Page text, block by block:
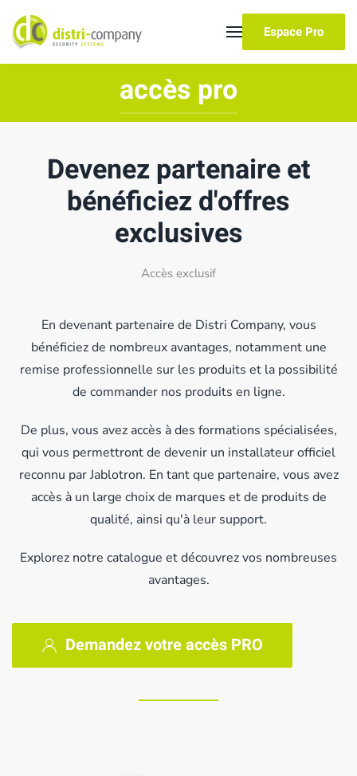
Skip to main content
Espace Pro
accès pro
Devenez partenaire et
bénéficiez d'offres
exclusives
Accès exclusif
En devenant partenaire de Distri Company, vous
bénéficiez de nombreux avantages, notamment une
remise professionnelle sur les produits et la possibilité
de commander nos produits en ligne.
De plus, vous avez accès à des formations spécialisées,
qui vous permettront de devenir un installateur officiel
reconnu par Jablotron. En tant que partenaire, vous avez
accès à un large choix de marques et de produits de
qualité, ainsi qu'à leur support.
Explorez notre catalogue et découvrez vos nombreuses
avantages.
Demandez votre accès PRO